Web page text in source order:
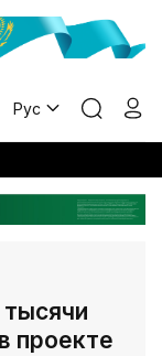
Рус
проекте